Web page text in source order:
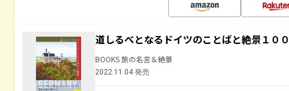
道しるべとなるドイツのことばと絶景１００
BOOKS 旅の名言＆絶景
2022.11.04 発売